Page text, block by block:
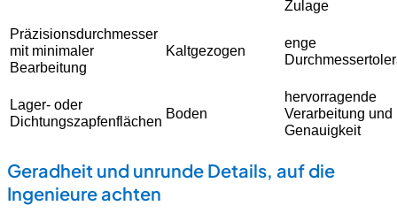
Zulage
Präzisionsdurchmesser
mit minimaler
Bearbeitung
Kaltgezogen
enge
Lager- oder
Dichtungszapfenflächen Boden
hervorragende
Verarbeitung und
Genauigkeit
Geradheit und unrunde Details, auf die
Ingenieure achten